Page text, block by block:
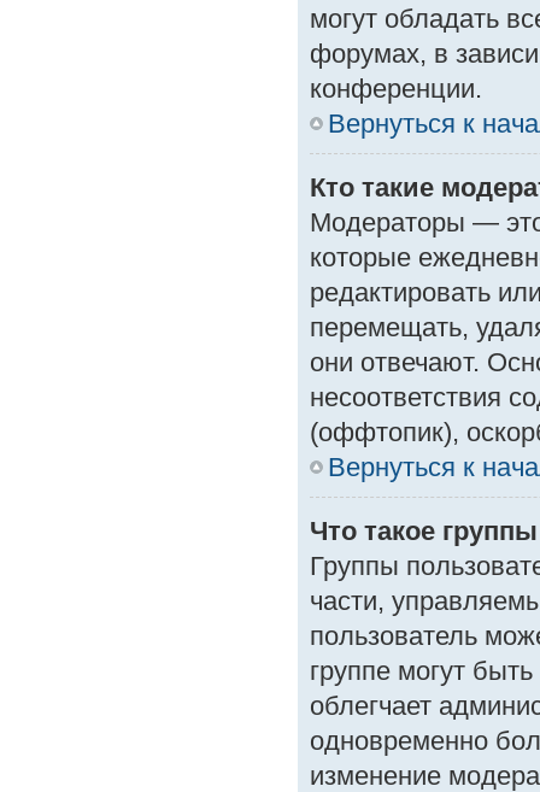
могут обладать
форумах, в
конференции.
Вернуться к
Кто такие
Модераторы —
которые
редактировать
перемещать,
они отвечают.
несоответствия
(оффтопик),
Вернуться к
Что такое
Группы
части,
пользователь
группе могут
облегчает
одновременно
изменение